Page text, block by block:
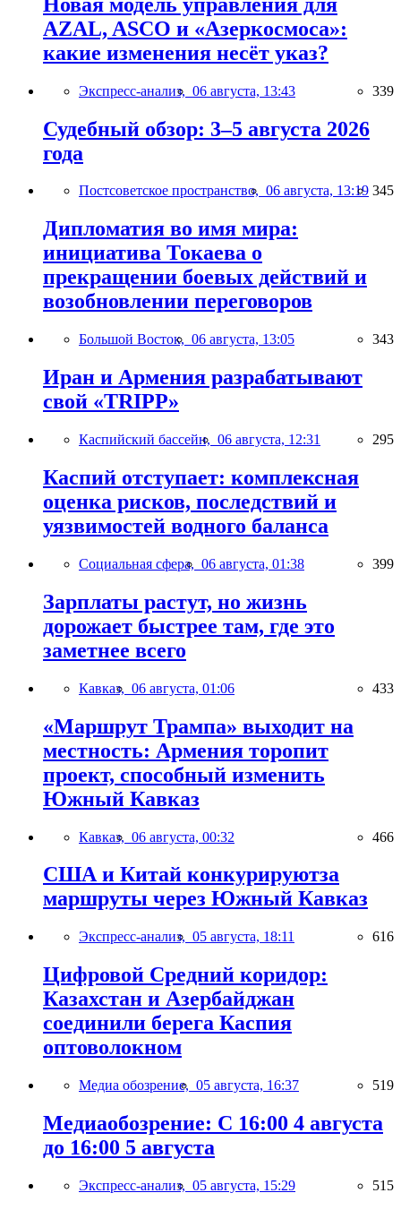
AZAL, ASCO и «Азеркосмоса»:
какие изменения несёт указ?
Экспресс-анализ, 06 августа, 13:43 339
Судебный обзор: 3–5 августа 2026
года
Постсоветское пространство, 06 августа, 13:19 345
Дипломатия во имя мира:
инициатива Токаева о
прекращении боевых действий и
возобновлении переговоров
Большой Восток, 06 августа, 13:05 343
Иран и Армения разрабатывают
свой «TRIPP»
Каспийский бассейн, 06 августа, 12:31 295
Каспий отступает: комплексная
оценка рисков, последствий и
уязвимостей водного баланса
Социальная сфера, 06 августа, 01:38 399
Зарплаты растут, но жизнь
дорожает быстрее там, где это
заметнее всего
Кавказ, 06 августа, 01:06 433
«Маршрут Трампа» выходит на
местность: Армения торопит
проект, способный изменить
Южный Кавказ
Кавказ, 06 августа, 00:32 466
США и Китай конкурируютза
маршруты через Южный Кавказ
Экспресс-анализ, 05 августа, 18:11 616
Цифровой Средний коридор:
Казахстан и Азербайджан
соединили берега Каспия
оптоволокном
Медиа обозрение, 05 августа, 16:37 519
Медиаобозрение: С 16:00 4 августа
до 16:00 5 августа
Экспресс-анализ, 05 августа, 15:29 515